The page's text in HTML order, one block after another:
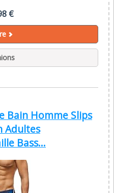
€
Bain Homme Slips
Adultes
Bass...